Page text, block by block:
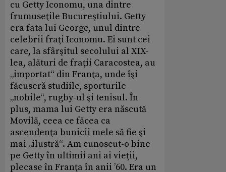
cu Getty Iconomu, una dintre
frumuseţile Bucureştiului. Getty
era fata lui George, unul dintre
celebrii fraţi Iconomu. Ei sunt cei
care, la sfârşitul secolului al XIX-
lea, alături de fraţii Caracostea, au
„importat“ din Franţa, unde îşi
făcuseră studiile, sporturile
„nobile“, rugby-ul şi tenisul. În
plus, mama lui Getty era născută
Movilă, ceea ce făcea ca
ascendenţa bunicii mele să fie şi
mai „ilustră“. Am cunoscut-o bine
pe Getty în ultimii ani ai vieţii,
plecase în Franţa în anii ’60. Era un